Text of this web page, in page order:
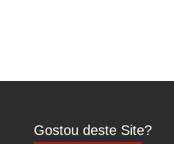
Gostou deste Site?